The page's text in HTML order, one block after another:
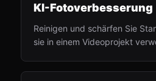
KI-Fotoverbesserung
Reinigen und schärfen Sie
sie in einem Videoprojekt